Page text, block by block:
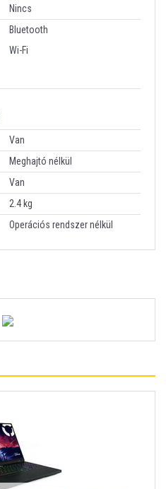
Nincs
Bluetooth
Wi-Fi
Van
Meghajtó nélkül
Van
2.4 kg
Operációs rendszer nélkül